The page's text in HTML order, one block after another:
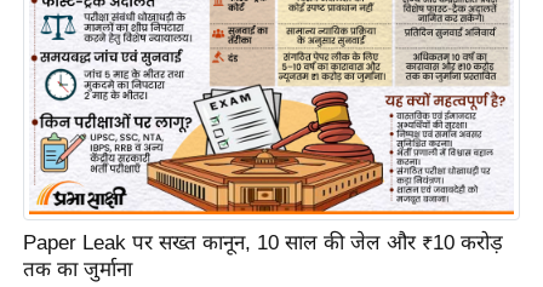
ने
स
मं
त्रा
रि
ले
श
न
शि
Paper Leak पर सख्त कानून, 10 साल की जेल और ₹10 करोड़
तक का जुर्माना